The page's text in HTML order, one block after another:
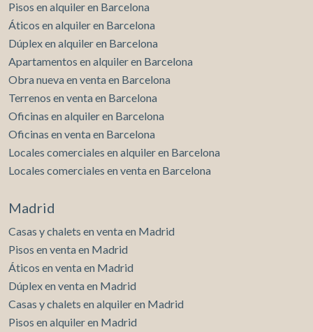
Pisos en alquiler en Barcelona
Áticos en alquiler en Barcelona
Dúplex en alquiler en Barcelona
Apartamentos en alquiler en Barcelona
Obra nueva en venta en Barcelona
Terrenos en venta en Barcelona
Oficinas en alquiler en Barcelona
Oficinas en venta en Barcelona
Locales comerciales en alquiler en Barcelona
Locales comerciales en venta en Barcelona
Madrid
Casas y chalets en venta en Madrid
Pisos en venta en Madrid
Áticos en venta en Madrid
Dúplex en venta en Madrid
Casas y chalets en alquiler en Madrid
Pisos en alquiler en Madrid